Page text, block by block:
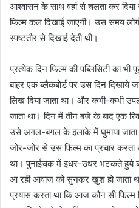
आश्वासन के साथ वहां से चलता कर दिया
फिल्म कल दिखाई जाएगी। उस समय
स्पष्टतौर से दिखाई देती थी।
प्रत्येक दिन फिल्म की पब्लिसिटी का भी
बाहर एक ब्लैकबोर्ड पर उस दिन दिखाये
लिख दिया जाता था। और कभी-कभी
जाता था। दिन में तीन बजे के बाद एक
उसे अगल-बगल के इलाके में घुमाया जाता
जोर-जोर से उस फिल्म का प्रचार करता
था। पुनाईचक में इधर-उधर भटकते हुये
आ रही आवाज को सुनकर खुश हो जाता
प्रयास करता था कि आज कौन सी फिल्म